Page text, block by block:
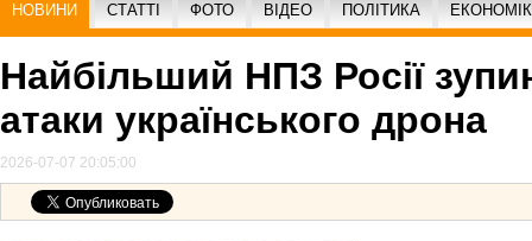
НОВИНИ СТАТТІ ФОТО ВІДЕО ПОЛІТИКА
Найбільший НПЗ Росії
атаки українського дрона
2026-07-07 20:05:00